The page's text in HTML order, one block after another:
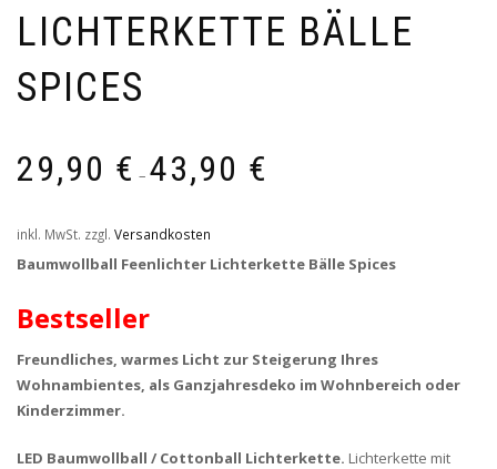
LICHTERKETTE BÄLLE
SPICES
29,90 € – 43,90 €
inkl. MwSt. zzgl. Versandkosten
Baumwollball Feenlichter Lichterkette Bälle Spices
Bestseller
Freundliches, warmes Licht zur Steigerung Ihres
Wohnambientes, als Ganzjahresdeko im Wohnbereich oder
Kinderzimmer.
LED Baumwollball / Cottonball Lichterkette. Lichterkette mit